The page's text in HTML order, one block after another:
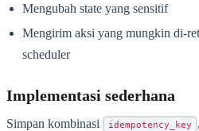
Mengubah state yang sensitif
Mengirim aksi yang mungkin di-
scheduler
Implementasi sederhana
Simpan kombinasi idempotency_key